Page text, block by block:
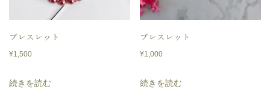
ブレスレット
¥1,500
続きを読む
ブレスレット
¥1,000
続きを読む